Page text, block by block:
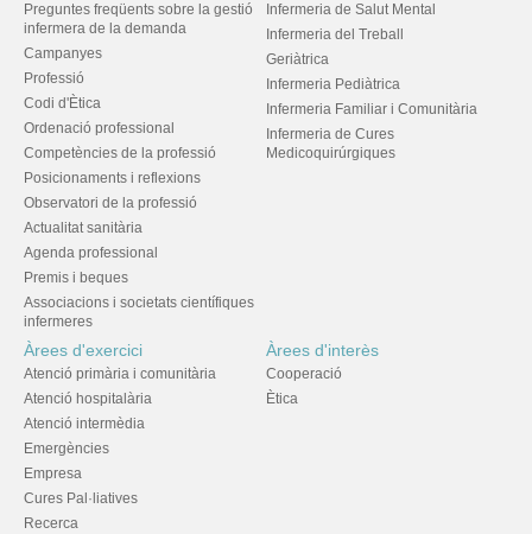
Preguntes freqüents sobre la gestió
infermera de la demanda
Campanyes
Professió
Codi d'Ètica
Ordenació professional
Competències de la professió
Posicionaments i reflexions
Observatori de la professió
Actualitat sanitària
Agenda professional
Premis i beques
Associacions i societats científiques
infermeres
Infermeria de Salut Mental
Infermeria del Treball
Geriàtrica
Infermeria Pediàtrica
Infermeria Familiar i Comunitària
Infermeria de Cures
Medicoquirúrgiques
Àrees d'exercici
Atenció primària i comunitària
Atenció hospitalària
Atenció intermèdia
Emergències
Empresa
Cures Pal·liatives
Recerca
Àrees d'interès
Cooperació
Ètica